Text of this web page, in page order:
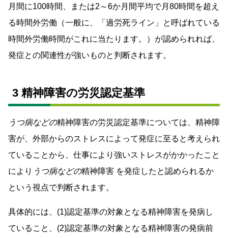
月間に100時間、または2～6か月間平均で月80時間を超え
る時間外労働（一般に、「過労死ライン」と呼ばれている
時間外労働時間がこれに当たります。）が認められれば、
発症との関連性が強いものと判断されます。
3 精神障害の労災認定基準
うつ病などの精神障害の労災認定基準については、精神障
害が、外部からのストレスによって発症に至ると考えられ
ていることから、仕事により強いストレスがかかったこと
により うつ病などの精神障害 を発症したと認められるか
という視点で判断されます。
具体的には、(1)認定基準の対象となる精神障害を発病し
ていること、(2)認定基準の対象となる精神障害の発病前